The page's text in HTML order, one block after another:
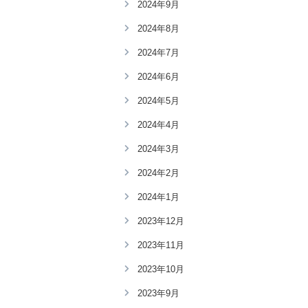
2024年9月
2024年8月
2024年7月
2024年6月
2024年5月
2024年4月
2024年3月
2024年2月
2024年1月
2023年12月
2023年11月
2023年10月
2023年9月